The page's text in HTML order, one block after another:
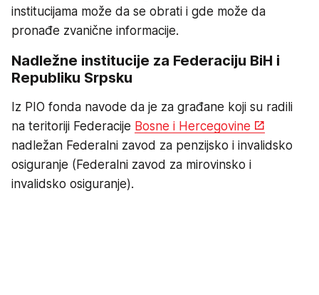
institucijama može da se obrati i gde može da
pronađe zvanične informacije.
Nadležne institucije za Federaciju BiH i
Republiku Srpsku
Iz PIO fonda navode da je za građane koji su radili
na teritoriji Federacije Bosne i Hercegovine
nadležan Federalni zavod za penzijsko i invalidsko
osiguranje (Federalni zavod za mirovinsko i
invalidsko osiguranje).